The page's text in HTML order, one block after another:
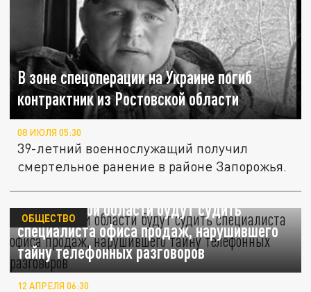
В зоне спецоперации на Украине погиб
контрактник из Ростовской области
08 ИЮЛЯ 05:30
39-летний военнослужащий получил
смертельное ранение в районе Запорожья.
В Ростовской области будут судить
специалиста офиса продаж, нарушившего
тайну телефонных разговоров
ОБЩЕСТВО
12 АПРЕЛЯ 06:30